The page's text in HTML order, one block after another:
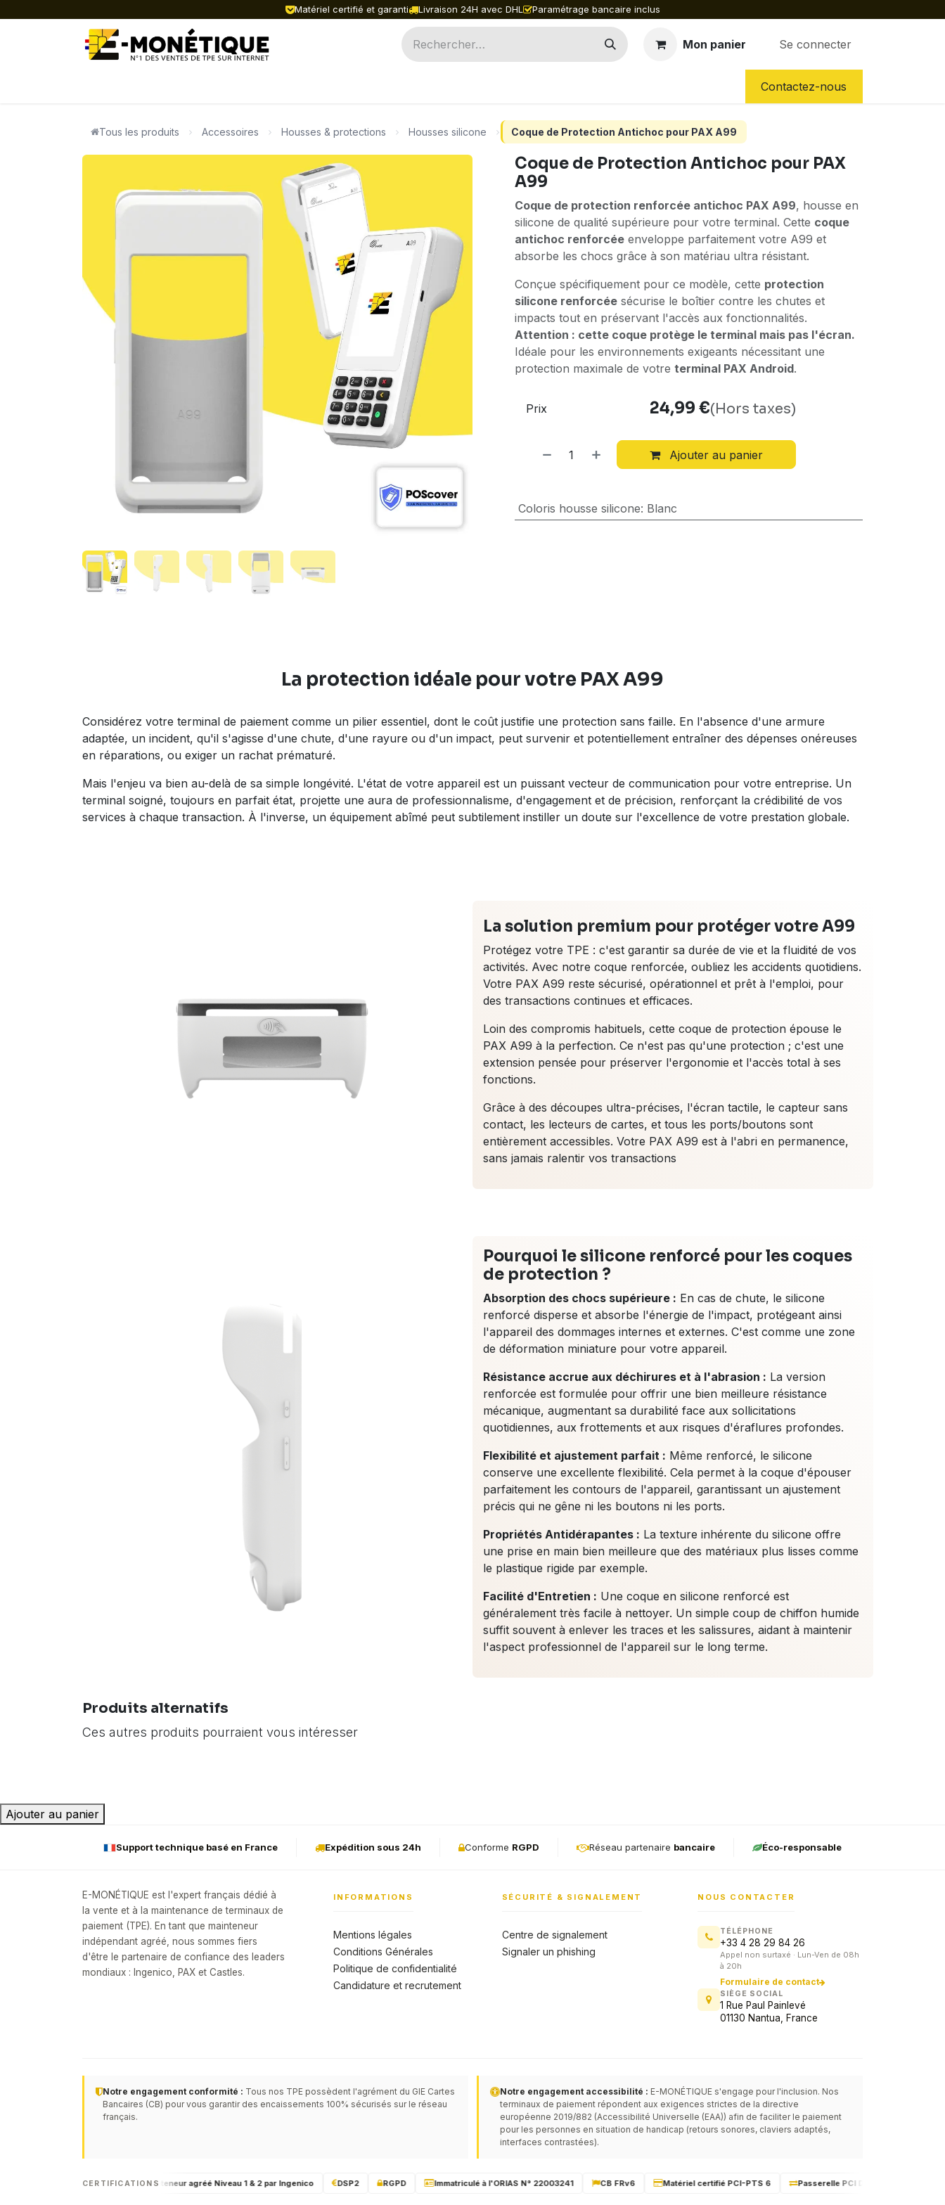
Matériel certifié et garanti Livraison 24H avec DHL Paramétrage bancaire inclus
Mon panier Se connecter
NOS SERVICES
Contactez-nous
Tous les produits Accessoires Housses & protections Housses silicone Coque de Protection Antichoc pour PAX A99
Coque de Protection Antichoc pour PAX
A99
Coque de protection renforcée antichoc PAX A99, housse en
silicone de qualité supérieure pour votre terminal. Cette coque
antichoc renforcée enveloppe parfaitement votre A99 et
absorbe les chocs grâce à son matériau ultra résistant.
Conçue spécifiquement pour ce modèle, cette protection
silicone renforcée sécurise le boîtier contre les chutes et
impacts tout en préservant l'accès aux fonctionnalités.
Attention : cette coque protège le terminal mais pas l'écran.
Idéale pour les environnements exigeants nécessitant une
protection maximale de votre terminal PAX Android.
Ajouter au panier
Prix 24,99 €(Hors taxes)
Coloris housse silicone: Blanc
La protection idéale pour votre PAX A99
Considérez votre terminal de paiement comme un pilier essentiel, dont le coût justifie une protection sans faille. En l'absence d'une armure
adaptée, un incident, qu'il s'agisse d'une chute, d'une rayure ou d'un impact, peut survenir et potentiellement entraîner des dépenses onéreuses
en réparations, ou exiger un rachat prématuré.
Mais l'enjeu va bien au-delà de sa simple longévité. L'état de votre appareil est un puissant vecteur de communication pour votre entreprise. Un
terminal soigné, toujours en parfait état, projette une aura de professionnalisme, d'engagement et de précision, renforçant la crédibilité de vos
services à chaque transaction. À l'inverse, un équipement abîmé peut subtilement instiller un doute sur l'excellence de votre prestation globale.
La solution premium pour protéger votre A99
Protégez votre TPE : c'est garantir sa durée de vie et la fluidité de vos
activités. Avec notre coque renforcée, oubliez les accidents quotidiens.
Votre PAX A99 reste sécurisé, opérationnel et prêt à l'emploi, pour
des transactions continues et efficaces.
Loin des compromis habituels, cette coque de protection épouse le
PAX A99 à la perfection. Ce n'est pas qu'une protection ; c'est une
extension pensée pour préserver l'ergonomie et l'accès total à ses
fonctions.
Grâce à des découpes ultra-précises, l'écran tactile, le capteur sans
contact, les lecteurs de cartes, et tous les ports/boutons sont
entièrement accessibles. Votre PAX A99 est à l'abri en permanence,
sans jamais ralentir vos transactions
Pourquoi le silicone renforcé pour les coques
de protection ?
Absorption des chocs supérieure : En cas de chute, le silicone
renforcé disperse et absorbe l'énergie de l'impact, protégeant ainsi
l'appareil des dommages internes et externes. C'est comme une zone
de déformation miniature pour votre appareil.
Résistance accrue aux déchirures et à l'abrasion : La version
renforcée est formulée pour offrir une bien meilleure résistance
mécanique, augmentant sa durabilité face aux sollicitations
quotidiennes, aux frottements et aux risques d'éraflures profondes.
Flexibilité et ajustement parfait : Même renforcé, le silicone
conserve une excellente flexibilité. Cela permet à la coque d'épouser
parfaitement les contours de l'appareil, garantissant un ajustement
précis qui ne gêne ni les boutons ni les ports.
Propriétés Antidérapantes : La texture inhérente du silicone offre
une prise en main bien meilleure que des matériaux plus lisses comme
le plastique rigide par exemple.
Facilité d'Entretien : Une coque en silicone renforcé est
généralement très facile à nettoyer. Un simple coup de chiffon humide
suffit souvent à enlever les traces et les salissures, aidant à maintenir
l'aspect professionnel de l'appareil sur le long terme.
Produits alternatifs
Ces autres produits pourraient vous intéresser
Ajouter au panier
Support technique basé en France Expédition sous 24h Conforme RGPD Réseau partenaire bancaire Éco-responsable
E-MONÉTIQUE est l'expert français dédié à
la vente et à la maintenance de terminaux de
paiement (TPE). En tant que mainteneur
indépendant agréé, nous sommes fiers
d'être le partenaire de confiance des leaders
mondiaux : Ingenico, PAX et Castles.
INFORMATIONS
Mentions légales
Conditions Générales
Politique de confidentialité
Candidature et recrutement
SÉCURITÉ & SIGNALEMENT
Centre de signalement
Signaler un phishing
NOUS CONTACTER
TÉLÉPHONE
+33 4 28 29 84 26
Appel non surtaxé · Lun-Ven de 08h
à 20h
Formulaire de contact
SIÈGE SOCIAL
1 Rue Paul Painlevé
01130 Nantua, France
Notre engagement conformité : Tous nos TPE possèdent l'agrément du GIE Cartes
Bancaires (CB) pour vous garantir des encaissements 100% sécurisés sur le réseau
français.
Notre engagement accessibilité : E-MONÉTIQUE s'engage pour l'inclusion. Nos
terminaux de paiement répondent aux exigences strictes de la directive
européenne 2019/882 (Accessibilité Universelle (EAA)) afin de faciliter le paiement
pour les personnes en situation de handicap (retours sonores, claviers adaptés,
interfaces contrastées).
CERTIFICATIONS
PCI DSS 4.0.1 Mainteneur agréé Niveau 1 & 2 par Ingenico DSP2 RGPD Immatriculé à l'ORIAS N° 22003241 CB FRv6 Matériel certifié PCI-PTS 6 Passerelle PCI DSS 4.0.1